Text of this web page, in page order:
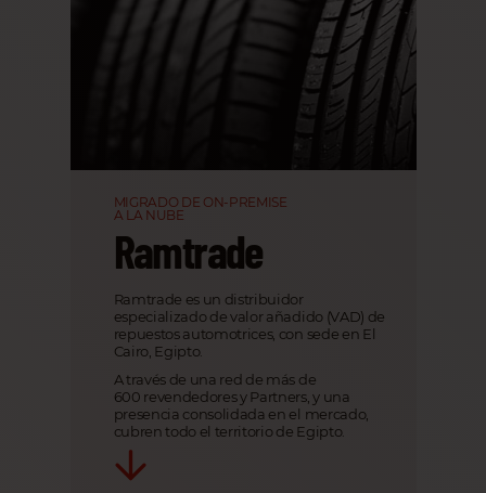
MIGRADO DE ON-PREMISE
A LA NUBE
Ramtrade
Ramtrade es un distribuidor
especializado de valor añadido (VAD) de
repuestos automotrices, con sede en El
Cairo, Egipto.
A través de una red de más de
600 revendedores y Partners, y una
presencia consolidada en el mercado,
cubren todo el territorio de Egipto.